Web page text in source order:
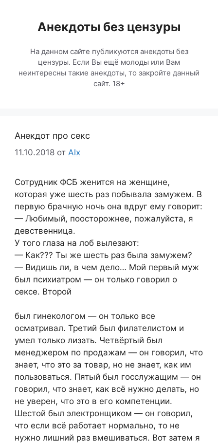
содержимомуАнекдоты без цензуры
На данном сайте публикуются анекдоты без
цензуры. Если Вы ещё молоды или Вам
неинтересны такие анекдоты, то закройте данный
сайт. 18+
Анекдот про секс
11.10.2018 от Alx
Сотрудник ФСБ женится на женщине,
которая уже шесть раз побывала замужем. В
первую брачную ночь она вдруг ему говорит:
— Любимый, поосторожнее, пожалуйста, я
девственница.
У того глаза на лоб вылезают:
— Как??? Ты же шесть раз была замужем?
— Видишь ли, в чем дело… Мой первый муж
был психиатром — он только говорил о
ceкcе. Второй
был гинекологом — он только все
осматривал. Третий был филателистом и
умел только лизать. Четвёртый был
менеджером по продажам — он говорил, что
знает, что это за товар, но не знает, как им
пользоваться. Пятый был госслужащим — он
говорил, что знает, как всё нужно делать, но
не уверен, что это в его компетенции.
Шестой был электронщиком — он говорил,
что если всё работает нормально, то не
нужно лишний раз вмешиваться. Вот затем я